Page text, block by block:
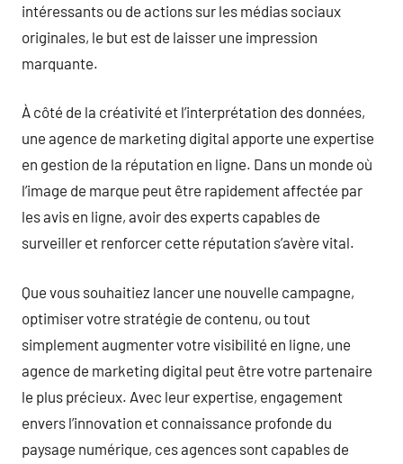
intéressants ou de actions sur les médias sociaux
originales, le but est de laisser une impression
marquante.
À côté de la créativité et l’interprétation des données,
une agence de marketing digital apporte une expertise
en gestion de la réputation en ligne. Dans un monde où
l’image de marque peut être rapidement affectée par
les avis en ligne, avoir des experts capables de
surveiller et renforcer cette réputation s’avère vital.
Que vous souhaitiez lancer une nouvelle campagne,
optimiser votre stratégie de contenu, ou tout
simplement augmenter votre visibilité en ligne, une
agence de marketing digital peut être votre partenaire
le plus précieux. Avec leur expertise, engagement
envers l’innovation et connaissance profonde du
paysage numérique, ces agences sont capables de